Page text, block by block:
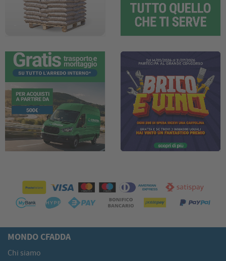
MONDO CFADDA
Chi siamo